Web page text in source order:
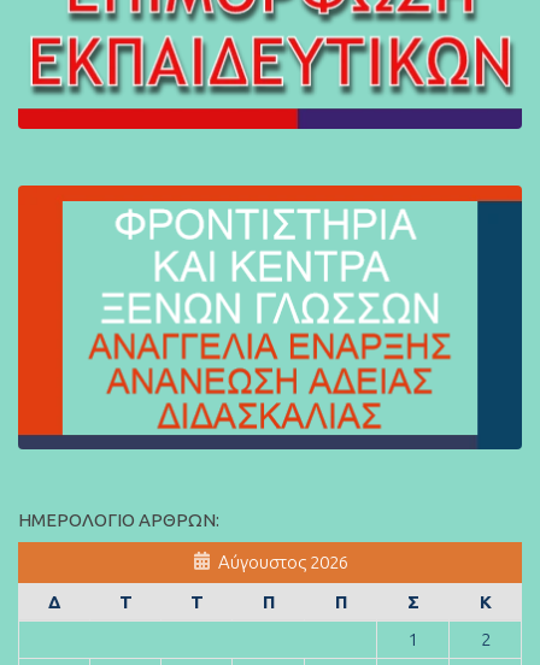
ΗΜΕΡΟΛΌΓΙΟ ΆΡΘΡΩΝ:
Αύγουστος 2026
Δ
Τ Τ Π Π Σ
Κ
1
2